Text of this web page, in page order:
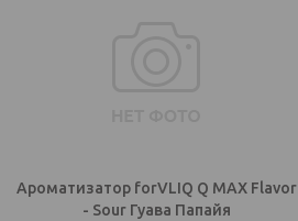
Ароматизатор forVLIQ Q MAX Flavor
- Sour Гуава Папайя